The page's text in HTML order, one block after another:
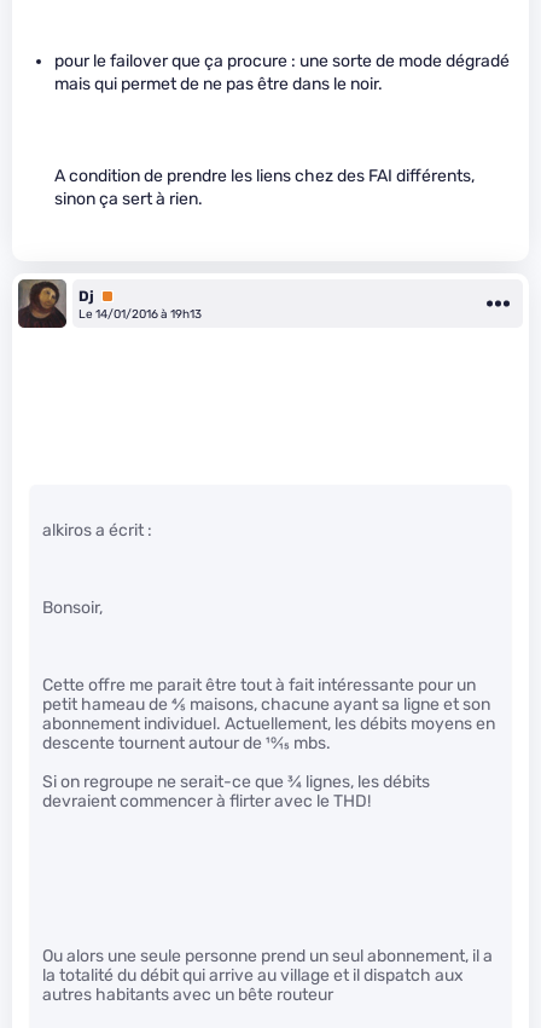
pour le failover que ça procure : une sorte de mode dégradé
mais qui permet de ne pas être dans le noir.
A condition de prendre les liens chez des FAI différents,
sinon ça sert à rien.
Dj
Premium
Le 14/01/2016 à 19h13
alkiros a écrit :
Bonsoir,
Cette offre me parait être tout à fait intéressante pour un
petit hameau de 4⁄5 maisons, chacune ayant sa ligne et son
abonnement individuel. Actuellement, les débits moyens en
descente tournent autour de 10⁄15 mbs.
Si on regroupe ne serait-ce que 3⁄4 lignes, les débits
devraient commencer à flirter avec le THD!
Ou alors une seule personne prend un seul abonnement, il a
la totalité du débit qui arrive au village et il dispatch aux
autres habitants avec un bête routeur